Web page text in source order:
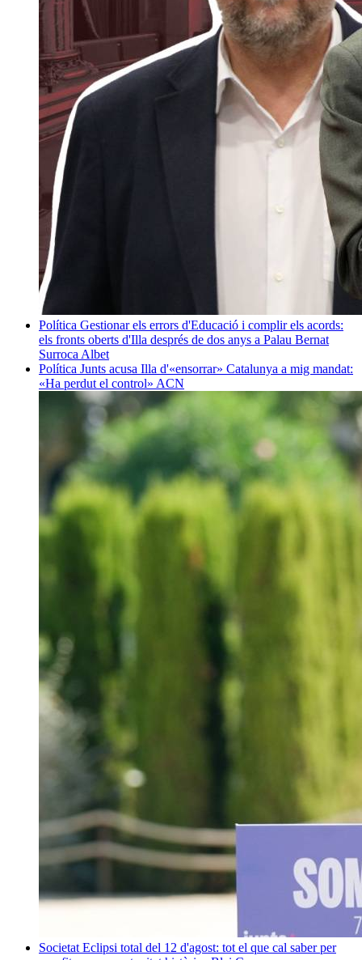
Política Gestionar els errors d'Educació i complir els acords:
els fronts oberts d'Illa després de dos anys a Palau Bernat
Surroca Albet
Política Junts acusa Illa d'«ensorrar» Catalunya a mig mandat:
«Ha perdut el control» ACN
Societat Eclipsi total del 12 d'agost: tot el que cal saber per